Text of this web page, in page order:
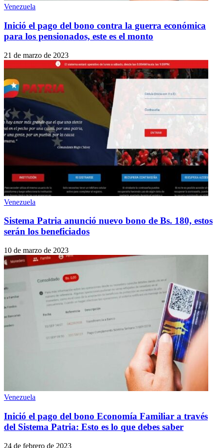
Venezuela
Inició el pago del bono contra la guerra económica
para los pensionados, este es el monto
21 de marzo de 2023
Venezuela
Sistema Patria anunció nuevo bono de Bs. 180, estos
serán los beneficiados
10 de marzo de 2023
Venezuela
Inició el pago del bono Economía Familiar a través
del Sistema Patria: Esto es lo que debes saber
24 de febrero de 2023